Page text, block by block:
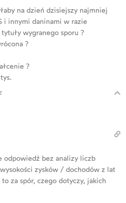
na dzień dzisiejszy najmniej
i innymi daninami w razie
wygranego sporu ?
?
?
odpowiedź bez analizy liczb
zysków / dochodów z lat
za spór, czego dotyczy, jakich